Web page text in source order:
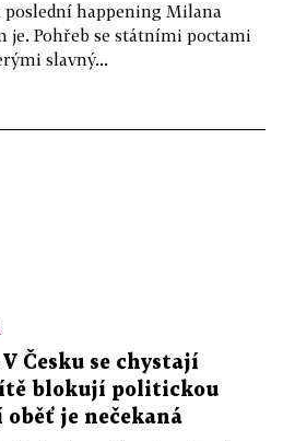
happening Milana
je. Pohřeb se státními poctami
slavný...
Česku se chystají
blokují politickou
je nečekaná